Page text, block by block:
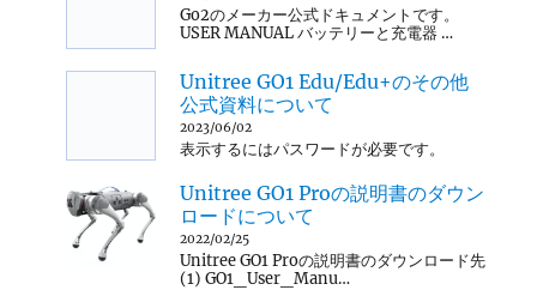
Go2のメーカー公式ドキュメントです。
USER MANUAL バッテリーと充電器 …
Unitree GO1 Edu/Edu+のその他
公式資料について
2023/06/02
表示するにはパスワードが必要です。
Unitree GO1 Proの説明書のダウン
ロードについて
2022/02/25
Unitree GO1 Proの説明書のダウンロード先
(1) GO1_User_Manu…